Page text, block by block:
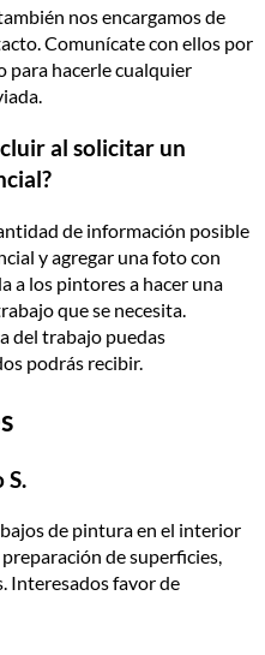
nos encargamos de
Comuní­cate con ellos por
para hacerle cualquier
al solicitar un
de información posible
y agregar una foto con
a los pintores a hacer una
que se necesita.
del trabajo puedas
podrás recibir.
S.
de pintura en el interior
de superficies,
Interesados favor de